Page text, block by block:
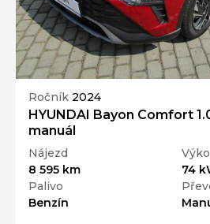
Ročník 2024
HYUNDAI Bayon Comfort
manuál
Nájezd
8 595 km
74
Palivo
Benzín